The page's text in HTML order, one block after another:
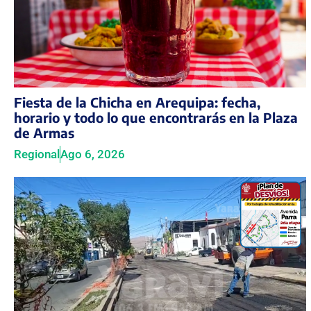
Fiesta de la Chicha en Arequipa: fecha,
horario y todo lo que encontrarás en la Plaza
de Armas
RegionalAgo 6, 2026